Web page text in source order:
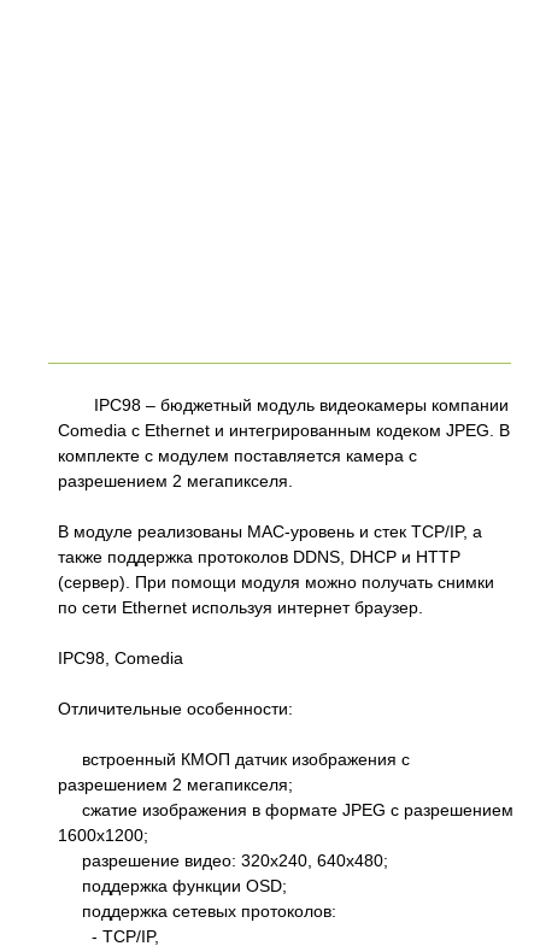
IPC98 – бюджетный модуль видеокамеры компании
Comedia с Ethernet и интегрированным кодеком JPEG. В
комплекте с модулем поставляется камера с
разрешением 2 мегапикселя.
В модуле реализованы MAC-уровень и стек TCP/IP, а
также поддержка протоколов DDNS, DHCP и HTTP
(сервер). При помощи модуля можно получать снимки
по сети Ethernet используя интернет браузер.
IPC98, Comedia
Отличительные особенности:
встроенный КМОП датчик изображения с
разрешением 2 мегапикселя;
сжатие изображения в формате JPEG с разрешением
1600x1200;
разрешение видео: 320х240, 640x480;
поддержка функции OSD;
поддержка сетевых протоколов:
- TCP/IP,